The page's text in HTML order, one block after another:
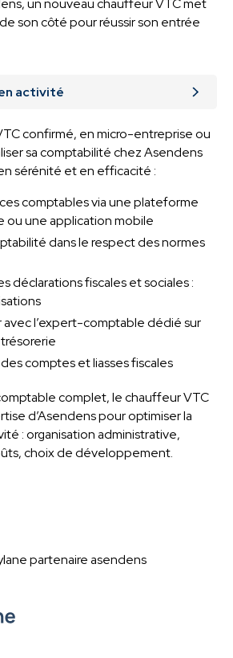
son côté pour réussir son entrée
activité
confirmé, en micro-entreprise ou
sa comptabilité chez Asendens
sérénité et en efficacité :
comptables via une plateforme
ou une application mobile
dans le respect des normes
déclarations fiscales et sociales :
avec l’expert-comptable dédié sur
comptes et liasses fiscales
complet, le chauffeur VTC
d’Asendens pour optimiser la
: organisation administrative,
choix de développement.